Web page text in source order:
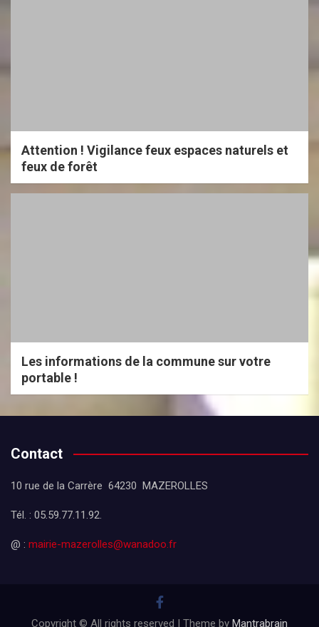
Attention ! Vigilance feux espaces naturels et
feux de forêt
Les informations de la commune sur votre
portable !
Contact
10 rue de la Carrère 64230 MAZEROLLES
Tél. : 05.59.77.11.92.
@ : mairie-mazerolles@wanadoo.fr
Copyright © All rights reserved | Theme by Mantrabrain